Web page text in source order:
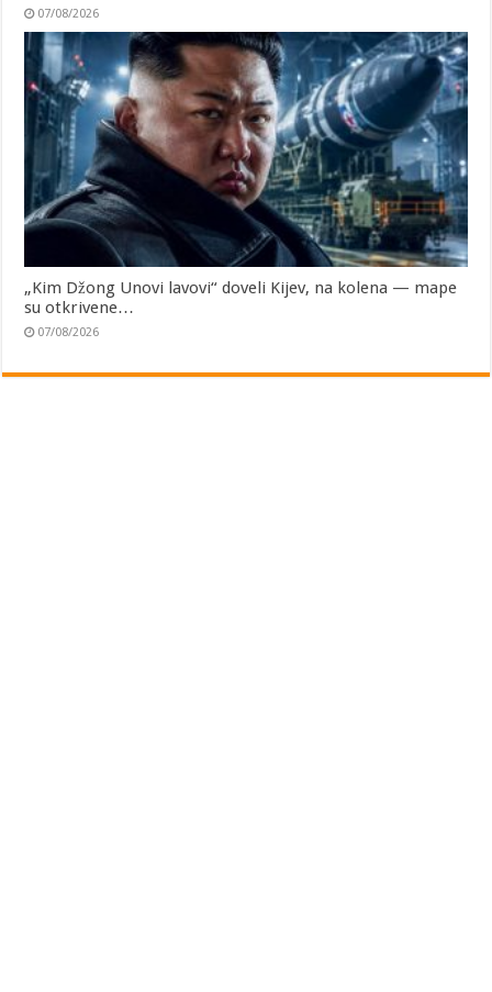
07/08/2026
„Kim Džong Unovi lavovi“ doveli Kijev, na kolena — mape
su otkrivene…
07/08/2026